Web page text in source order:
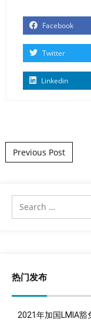
Facebook
Twitter
Linkedin
Post
Previous Post
热门发布
2021年加国LMIA豁